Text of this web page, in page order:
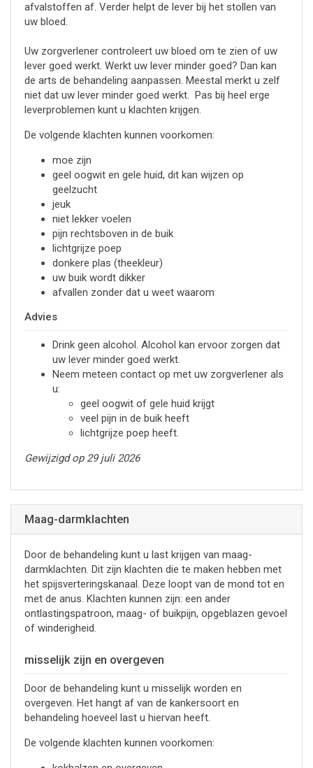
afvalstoffen af. Verder helpt de lever bij het stollen van
uw bloed.
Uw zorgverlener controleert uw bloed om te zien of uw
lever goed werkt. Werkt uw lever minder goed? Dan kan
de arts de behandeling aanpassen. Meestal merkt u zelf
niet dat uw lever minder goed werkt. Pas bij heel erge
leverproblemen kunt u klachten krijgen.
De volgende klachten kunnen voorkomen:
moe zijn
geel oogwit en gele huid, dit kan wijzen op
geelzucht
jeuk
niet lekker voelen
pijn rechtsboven in de buik
lichtgrijze poep
donkere plas (theekleur)
uw buik wordt dikker
afvallen zonder dat u weet waarom
Advies
Drink geen alcohol. Alcohol kan ervoor zorgen dat
uw lever minder goed werkt.
Neem meteen contact op met uw zorgverlener als
u:
geel oogwit of gele huid krijgt
veel pijn in de buik heeft
lichtgrijze poep heeft.
Gewijzigd op 29 juli 2026
Maag-darmklachten
Door de behandeling kunt u last krijgen van maag-
darmklachten. Dit zijn klachten die te maken hebben met
het spijsverteringskanaal. Deze loopt van de mond tot en
met de anus. Klachten kunnen zijn: een ander
ontlastingspatroon, maag- of buikpijn, opgeblazen gevoel
of winderigheid.
misselijk zijn en overgeven
Door de behandeling kunt u misselijk worden en
overgeven. Het hangt af van de kankersoort en
behandeling hoeveel last u hiervan heeft.
De volgende klachten kunnen voorkomen: